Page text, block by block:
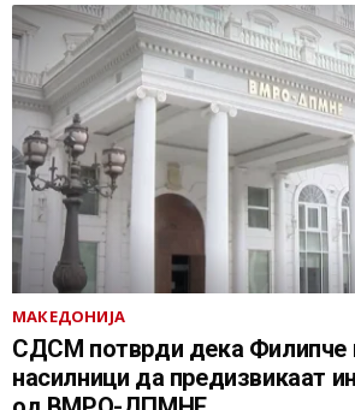
МАКЕДОНИЈА
СДСМ потврди дека Филипче
насилници да предизвикаат